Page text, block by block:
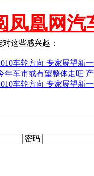
凤凰网汽
对这些感兴趣：
车轮方向 专家展望新
年车市或有望整体走旺
车轮方向 专家展望新
密码